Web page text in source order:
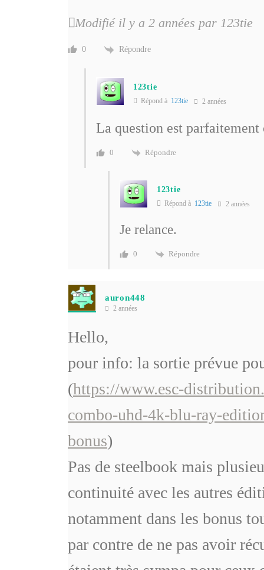
Modifié il y a 2 années par 123tie
0 Répondre
123tie
Répond à 123tie 2 années
La question est
0 Répondre
123tie
Répond à 123tie 2 années
Je relance.
0 Répondre
auron448
2 années
Hello,
pour info: la sortie prévue
(https://www.esc-
combo-uhd-4k-blu-ray-
bonus)
Pas de steelbook mais
continuité avec les autres
notamment dans les bonus
par contre de ne pas avoir